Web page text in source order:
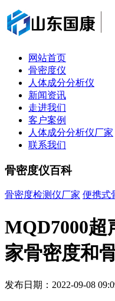
网站首页
骨密度仪
人体成分分析仪
新闻资讯
走进我们
客户案例
人体成分分析仪厂家
联系我们
骨密度仪百科
骨密度检测仪厂家 便携式
MQD7000超
家骨密度和
发布日期：2022-09-08